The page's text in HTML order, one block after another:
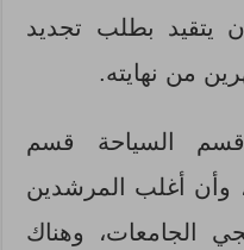
يتقيد بطلب تجديد
من نهايته.
السياحة قسم
أغلب المرشدين
الجامعات، وهناك